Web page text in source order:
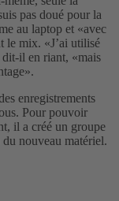
pas doué pour la
au laptop et «avec
le mix. «J’ai utilisé
il en riant, «mais
enregistrements
Pour pouvoir
il a créé un groupe
nouveau matériel.